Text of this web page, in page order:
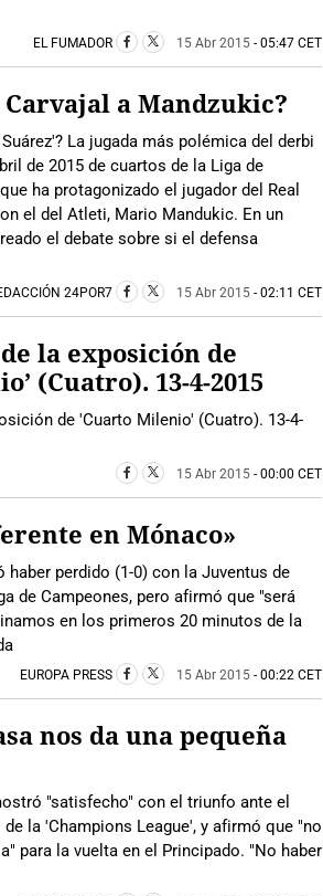
EL FUMADOR 15 Abr 2015 - 05:47 CET
a Mandzukic?
La jugada más polémica del derbi
de 2015 de cuartos de la Liga de
ha protagonizado el jugador del Real
el del Atleti, Mario Mandukic. En un
el debate sobre si el defensa
24POR7 15 Abr 2015 - 02:11 CET
la exposición de
(Cuatro). 13-4-2015
de 'Cuarto Milenio' (Cuatro). 13-4-
15 Abr 2015 - 00:00 CET
en Mónaco»
perdido (1-0) con la Juventus de
de Campeones, pero afirmó que "será
en los primeros 20 minutos de la
EUROPA PRESS 15 Abr 2015 - 00:22 CET
nos da una pequeña
"satisfecho" con el triunfo ante el
la 'Champions League', y afirmó que "no
para la vuelta en el Principado. "No haber